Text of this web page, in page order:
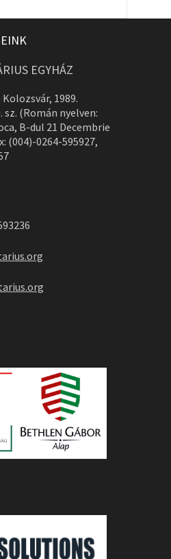
EGYHÁZ
Kolozsvár, 1989.
sz. (Román nyelven:
B-dul 21 Decembrie
(004)-0264-595927,